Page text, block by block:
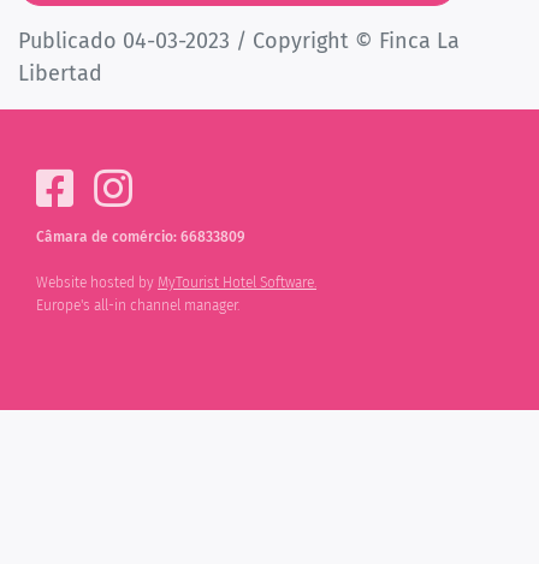
Publicado 04-03-2023 / Copyright © Finca La
Libertad
Câmara de comércio: 66833809
Website hosted by MyTourist Hotel Software.
Europe's all-in channel manager.